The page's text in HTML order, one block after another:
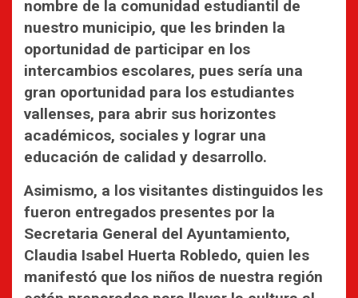
nombre de la comunidad estudiantil de
nuestro municipio, que les brinden la
oportunidad de participar en los
intercambios escolares, pues sería una
gran oportunidad para los estudiantes
vallenses, para abrir sus horizontes
académicos, sociales y lograr una
educación de calidad y desarrollo.
Asimismo, a los visitantes distinguidos les
fueron entregados presentes por la
Secretaria General del Ayuntamiento,
Claudia Isabel Huerta Robledo, quien les
manifestó que los niños de nuestra región